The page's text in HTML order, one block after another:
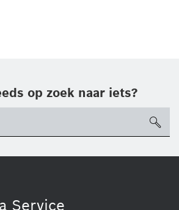
op zoek naar iets?
Service